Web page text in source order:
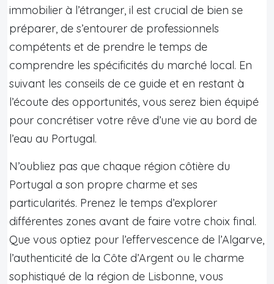
immobilier à l’étranger, il est crucial de bien se
préparer, de s’entourer de professionnels
compétents et de prendre le temps de
comprendre les spécificités du marché local. En
suivant les conseils de ce guide et en restant à
l’écoute des opportunités, vous serez bien équipé
pour concrétiser votre rêve d’une vie au bord de
l’eau au Portugal.
N’oubliez pas que chaque région côtière du
Portugal a son propre charme et ses
particularités. Prenez le temps d’explorer
différentes zones avant de faire votre choix final.
Que vous optiez pour l’effervescence de l’Algarve,
l’authenticité de la Côte d’Argent ou le charme
sophistiqué de la région de Lisbonne, vous